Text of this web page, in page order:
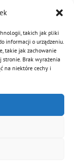
takich jak pliki
informacji o urządzeniu.
takie jak zachowanie
Brak wyrażenia
na niektóre cechy i
RP